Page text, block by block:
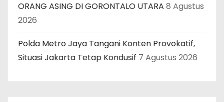
ORANG ASING DI GORONTALO UTARA 8 Agustus
2026
Polda Metro Jaya Tangani Konten Provokatif,
Situasi Jakarta Tetap Kondusif 7 Agustus 2026